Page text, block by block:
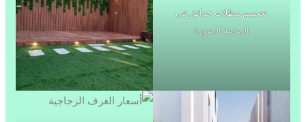
تصميم مظلات حدائق في
المدينة المنورة